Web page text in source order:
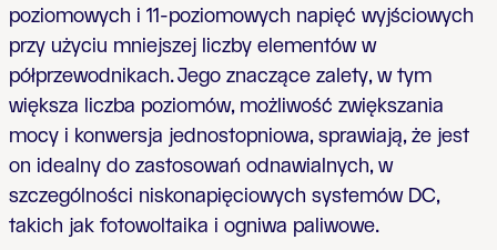
poziomowych i 11-poziomowych napięć wyjściowych
przy użyciu mniejszej liczby elementów w
półprzewodnikach. Jego znaczące zalety, w tym
większa liczba poziomów, możliwość zwiększania
mocy i konwersja jednostopniowa, sprawiają, że jest
on idealny do zastosowań odnawialnych, w
szczególności niskonapięciowych systemów DC,
takich jak fotowoltaika i ogniwa paliwowe.